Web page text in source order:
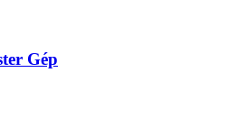
Gép